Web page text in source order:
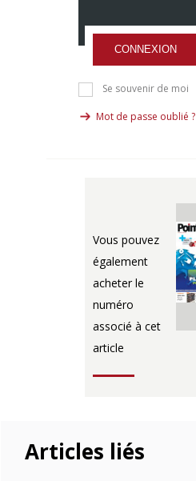
CONNEXION
Se souvenir de moi
Mot de passe oublié ?
Vous pouvez
également
acheter le
numéro
associé à cet
article
Articles liés